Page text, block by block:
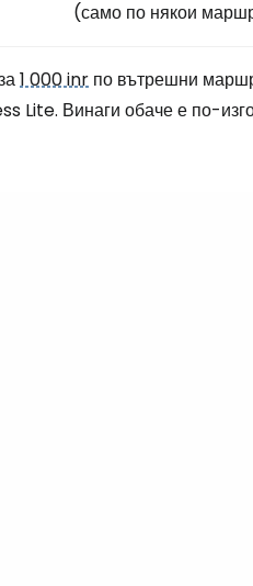
(само по някои
1 000 inr по вътрешни
Lite. Винаги обаче е по-